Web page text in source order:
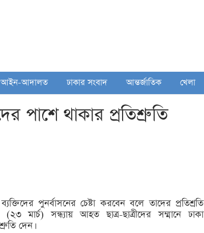
আইন-আদালত ঢাকার সংবাদ আন্তর্জাতিক খেলা
পাশে থাকার প্রতিশ্রুতি
পুনর্বাসনের চেষ্টা করবেন বলে তাদের প্রতিশ্রতি
(২৩ মার্চ) সন্ধ্যায় আহত ছাত্র-ছাত্রীদের সম্মানে ঢাকা
দেন।